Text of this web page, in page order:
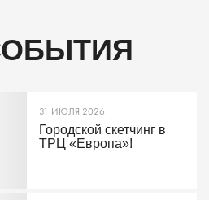
31 ИЮЛЯ 2026
Городской скетчинг в
ТРЦ «Европа»!